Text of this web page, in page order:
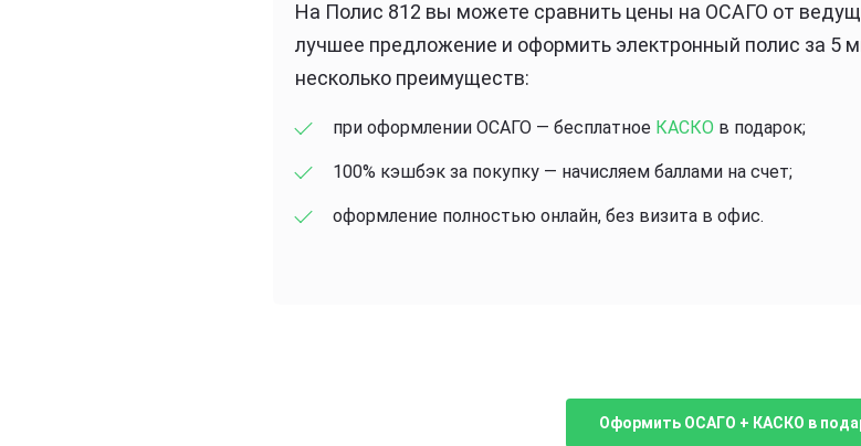
На Полис 812 вы можете сравнить цены на ОСАГО от
лучшее предложение и оформить электронный полис за 5
несколько преимуществ:
при оформлении ОСАГО — бесплатное КАСКО в подарок;
100% кэшбэк за покупку — начисляем баллами на счет;
оформление полностью онлайн, без визита в офис.
Оформить ОСАГО + КАСКО в